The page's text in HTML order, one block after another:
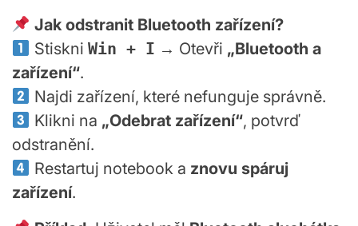
Jak odstranit Bluetooth zařízení?
Stiskni Win + I → Otevři „Bluetooth a
zařízení“.
Najdi zařízení, které nefunguje správně.
Klikni na „Odebrat zařízení“, potvrď
odstranění.
Restartuj notebook a znovu spáruj
zařízení.